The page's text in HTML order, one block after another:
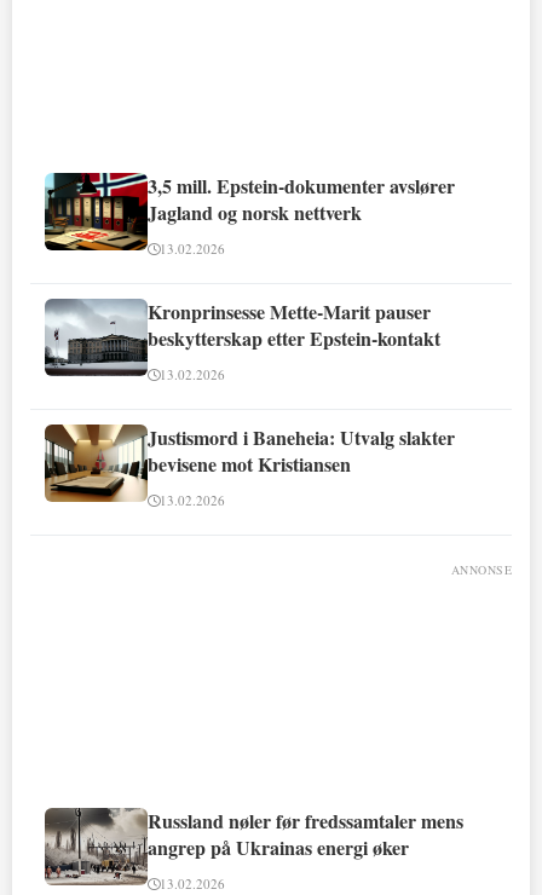
3,5 mill. Epstein-dokumenter avslører
Jagland og norsk nettverk
13.02.2026
Kronprinsesse Mette-Marit pauser
beskytterskap etter Epstein-kontakt
13.02.2026
Justismord i Baneheia: Utvalg slakter
bevisene mot Kristiansen
13.02.2026
ANNONSE
Russland nøler før fredssamtaler mens
angrep på Ukrainas energi øker
13.02.2026